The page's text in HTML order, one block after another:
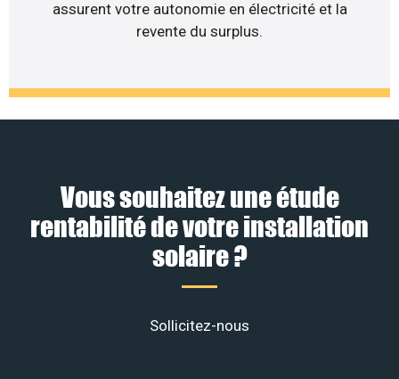
assurent votre autonomie en électricité et la
revente du surplus.
Vous souhaitez une étude
rentabilité de votre installation
solaire ?
Sollicitez-nous